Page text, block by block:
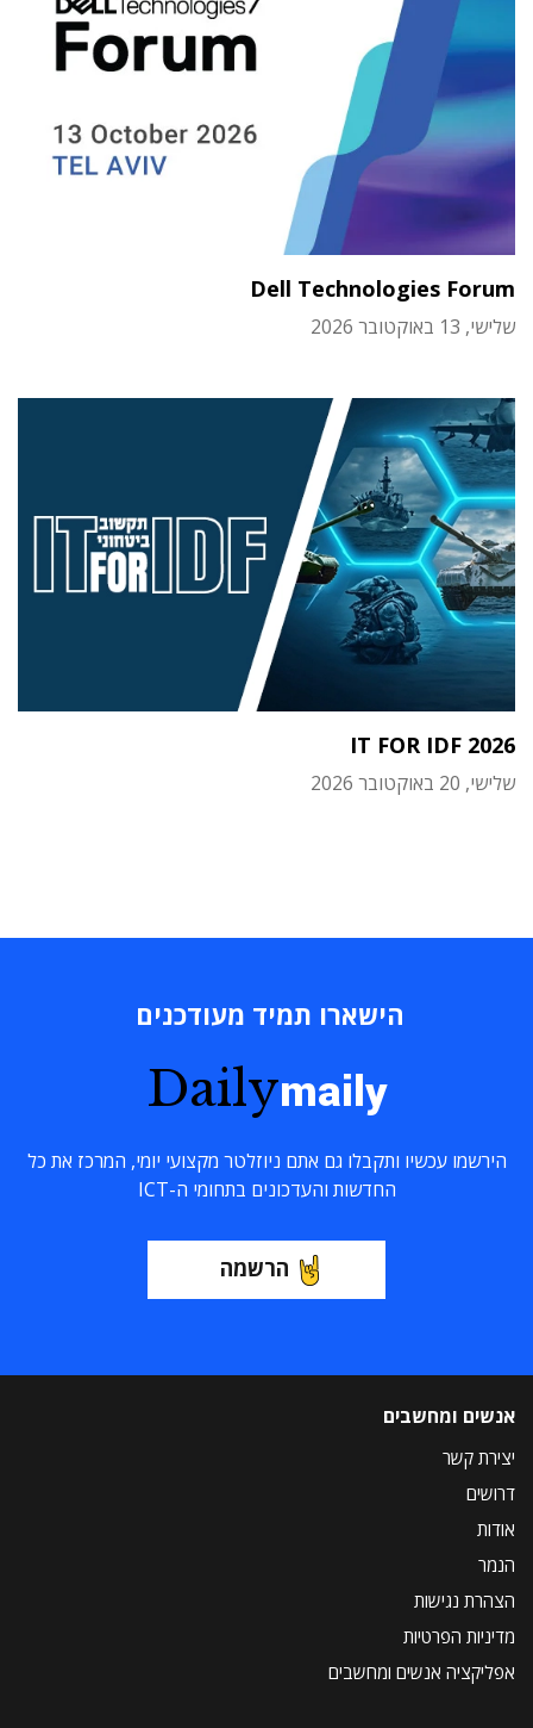
Dell Technologies Forum
שלישי, 13 באוקטובר 2026
IT FOR IDF 2026
שלישי, 20 באוקטובר 2026
הישארו תמיד מעודכנים
Dailymaily
הירשמו עכשיו ותקבלו גם אתם ניוזלטר מקצועי יומי, המרכז את כל
החדשות והעדכונים בתחומי ה-ICT
הרשמה
אנשים ומחשבים
יצירת קשר
דרושים
אודות
הנמר
הצהרת נגישות
מדיניות הפרטיות
אפליקציה אנשים ומחשבים